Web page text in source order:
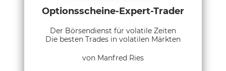
Optionsscheine-Expert-Trader
Der Börsendienst für volatile Zeiten
Die besten Trades in volatilen Märkten
von Manfred Ries